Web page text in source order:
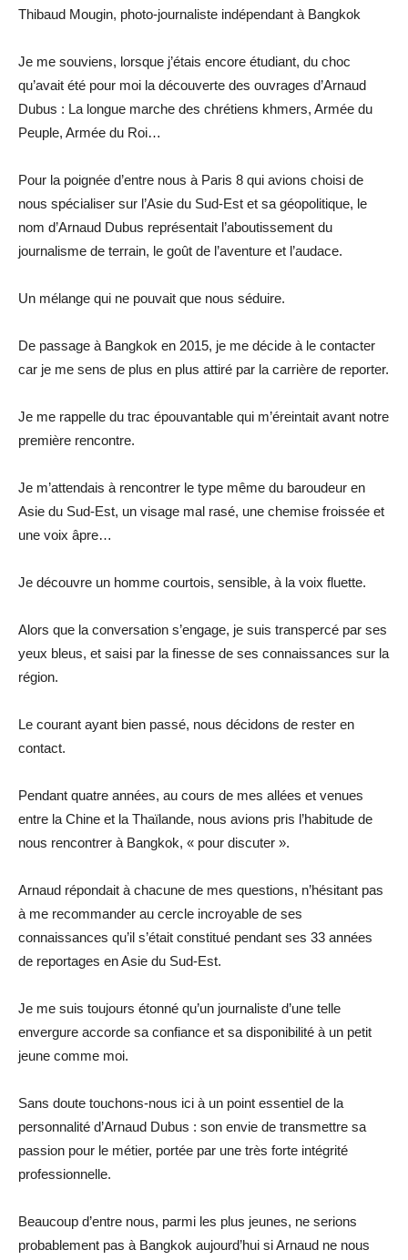
Thibaud Mougin, photo-journaliste indépendant à Bangkok
Je me souviens, lorsque j’étais encore étudiant, du choc
qu’avait été pour moi la découverte des ouvrages d’Arnaud
Dubus : La longue marche des chrétiens khmers, Armée du
Peuple, Armée du Roi…
Pour la poignée d’entre nous à Paris 8 qui avions choisi de
nous spécialiser sur l’Asie du Sud-Est et sa géopolitique, le
nom d’Arnaud Dubus représentait l’aboutissement du
journalisme de terrain, le goût de l’aventure et l’audace.
Un mélange qui ne pouvait que nous séduire.
De passage à Bangkok en 2015, je me décide à le contacter
car je me sens de plus en plus attiré par la carrière de reporter.
Je me rappelle du trac épouvantable qui m’éreintait avant notre
première rencontre.
Je m’attendais à rencontrer le type même du baroudeur en
Asie du Sud-Est, un visage mal rasé, une chemise froissée et
une voix âpre…
Je découvre un homme courtois, sensible, à la voix fluette.
Alors que la conversation s’engage, je suis transpercé par ses
yeux bleus, et saisi par la finesse de ses connaissances sur la
région.
Le courant ayant bien passé, nous décidons de rester en
contact.
Pendant quatre années, au cours de mes allées et venues
entre la Chine et la Thaïlande, nous avions pris l’habitude de
nous rencontrer à Bangkok, « pour discuter ».
Arnaud répondait à chacune de mes questions, n’hésitant pas
à me recommander au cercle incroyable de ses
connaissances qu’il s’était constitué pendant ses 33 années
de reportages en Asie du Sud-Est.
Je me suis toujours étonné qu’un journaliste d’une telle
envergure accorde sa confiance et sa disponibilité à un petit
jeune comme moi.
Sans doute touchons-nous ici à un point essentiel de la
personnalité d’Arnaud Dubus : son envie de transmettre sa
passion pour le métier, portée par une très forte intégrité
professionnelle.
Beaucoup d’entre nous, parmi les plus jeunes, ne serions
probablement pas à Bangkok aujourd’hui si Arnaud ne nous